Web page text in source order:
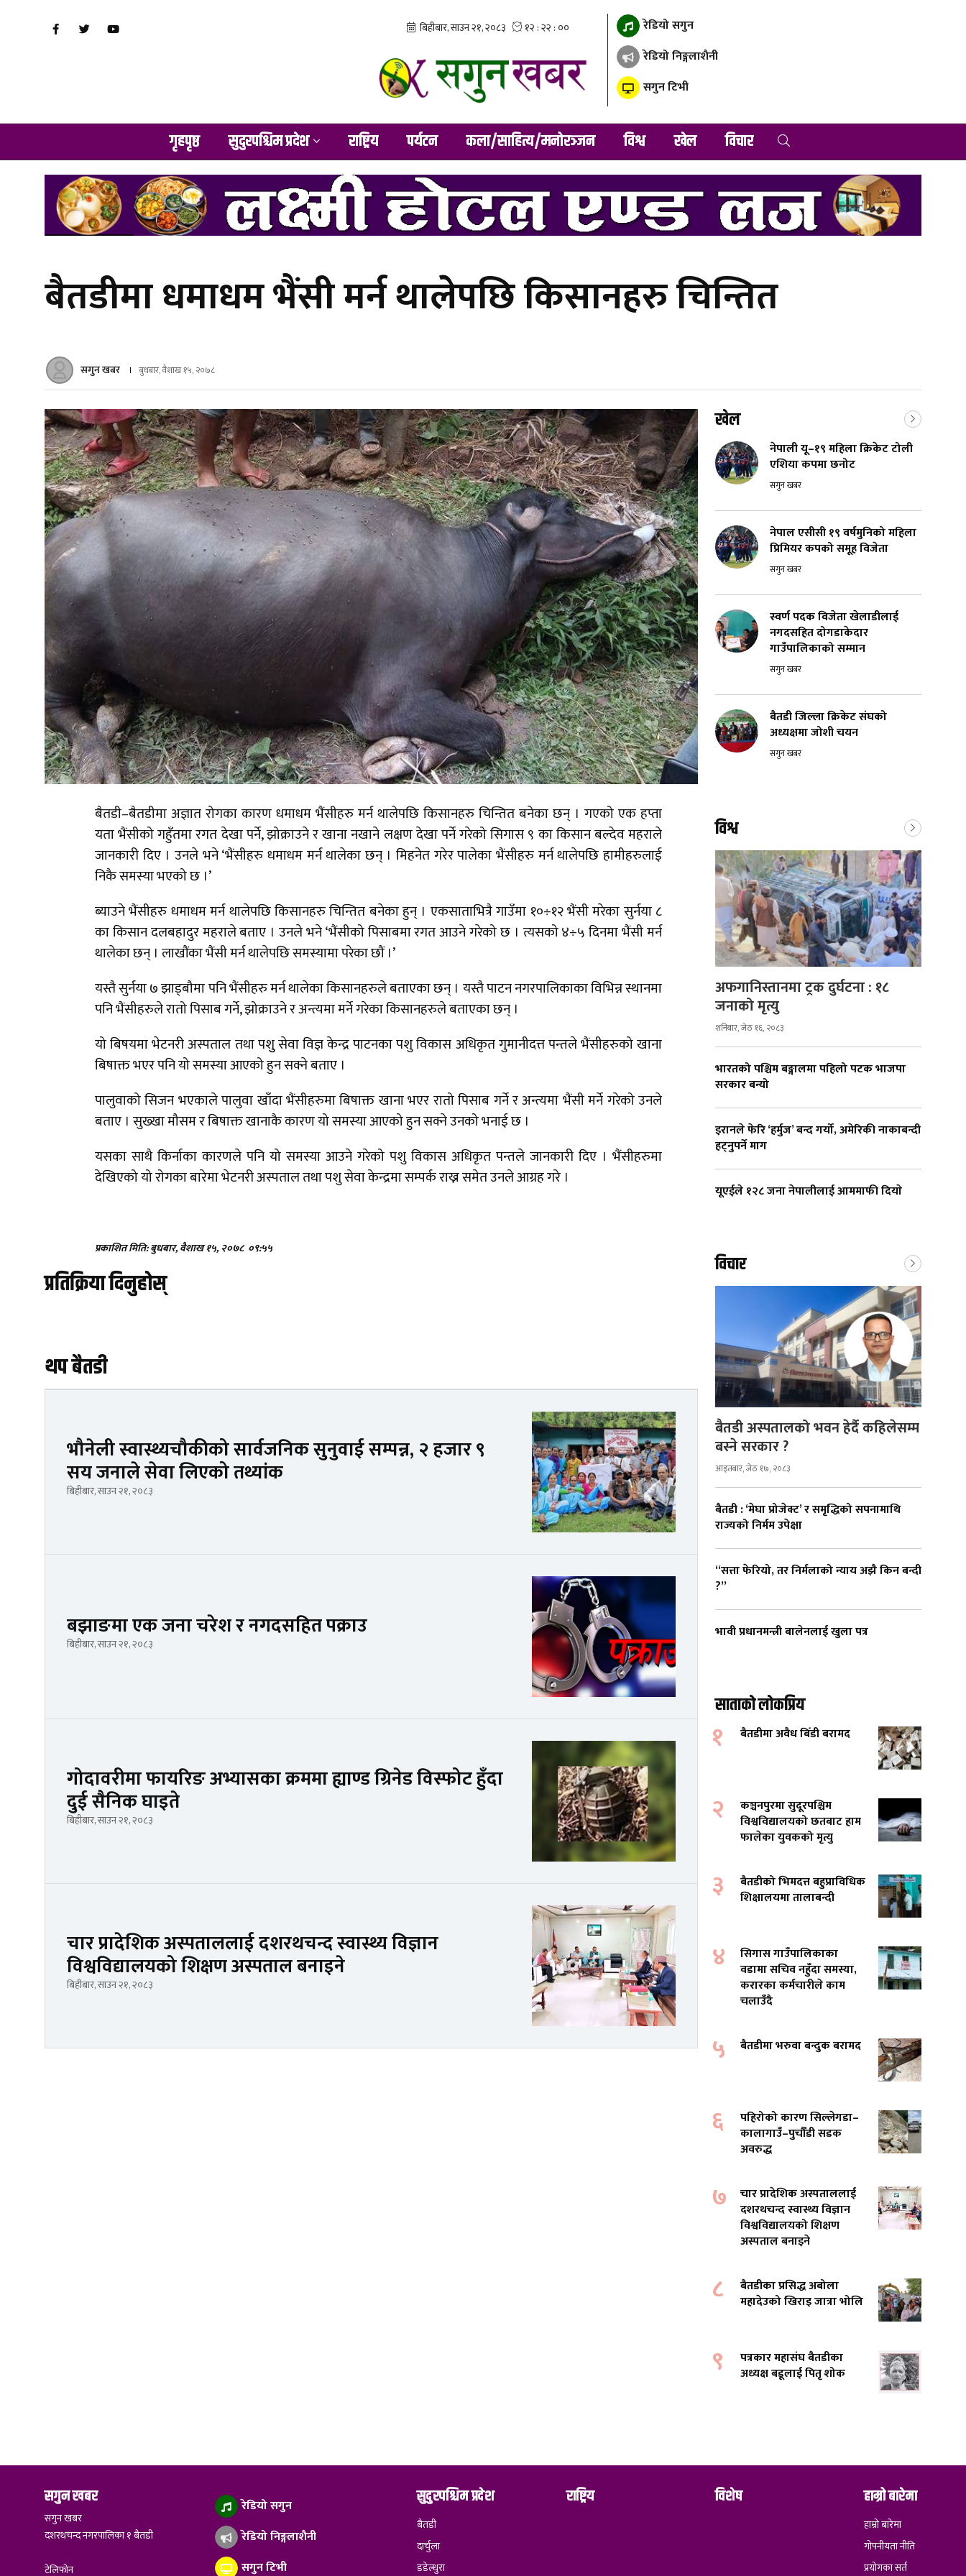
रेडियो सगुन
रेडियो निङ्गलाशैनी
सगुन टिभी
गृहपृष्ठ सुदुरपश्चिम प्रदेश राष्ट्रिय पर्यटन कला/साहित्य/मनोरञ्जन विश्व खेल विचार
बैतडीमा धमाधम भैंसी मर्न थालेपछि किसानहरु चिन्तित
सगुन खबर बुधबार, वैशाख १५, २०७८
बैतडी–बैतडीमा अज्ञात रोगका कारण धमाधम भैंसीहरु मर्न थालेपछि किसानहरु चिन्तित बनेका छन् । गएको एक हप्ता
यता भैंसीको गहुँतमा रगत देखा पर्ने, झोक्राउने र खाना नखाने लक्षण देखा पर्ने गरेको सिगास ९ का किसान बल्देव महराले
जानकारी दिए । उनले भने ‘भैंसीहरु धमाधम मर्न थालेका छन् । मिहनेत गरेर पालेका भैंसीहरु मर्न थालेपछि हामीहरुलाई
निकै समस्या भएको छ ।’
ब्याउने भैंसीहरु धमाधम मर्न थालेपछि किसानहरु चिन्तित बनेका हुन् । एकसाताभित्रै गाउँमा १०÷१२ भैंसी मरेका सुर्नया ८
का किसान दलबहादुर महराले बताए । उनले भने ‘भैंसीको पिसाबमा रगत आउने गरेको छ । त्यसको ४÷५ दिनमा भैंसी मर्न
थालेका छन् । लाखौंका भैंसी मर्न थालेपछि समस्यामा परेका छौं ।’
यस्तै सुर्नया ७ झाड्बौमा पनि भैंसीहरु मर्न थालेका किसानहरुले बताएका छन् । यस्तै पाटन नगरपालिकाका विभिन्न स्थानमा
पनि भैंसीहरुले रातो पिसाब गर्ने, झोक्राउने र अन्त्यमा मर्ने गरेका किसानहरुले बताएका छन् ।
यो बिषयमा भेटनरी अस्पताल तथा पशुु सेवा विज्ञ केन्द्र पाटनका पशु विकास अधिकृत गुमानीदत्त पन्तले भैंसीहरुको खाना
बिषाक्त भएर पनि यो समस्या आएको हुन सक्ने बताए ।
पालुवाको सिजन भएकाले पालुवा खाँदा भैंसीहरुमा बिषाक्त खाना भएर रातो पिसाब गर्ने र अन्त्यमा भैंसी मर्ने गरेको उनले
बताए । सुख्खा मौसम र बिषाक्त खानाकै कारण यो समस्या आएको हुन सक्ने उनको भनाई छ ।
यसका साथै किर्नाका कारणले पनि यो समस्या आउने गरेको पशु विकास अधिकृत पन्तले जानकारी दिए । भैंसीहरुमा
देखिएको यो रोगका बारेमा भेटनरी अस्पताल तथा पशु सेवा केन्द्रमा सम्पर्क राख्न समेत उनले आग्रह गरे ।
प्रकाशित मिति: बुधबार, वैशाख १५, २०७८ ०९:५५
प्रतिक्रिया दिनुहोस्
थप बैतडी
भौनेली स्वास्थ्यचौकीको सार्वजनिक सुनुवाई सम्पन्न, २ हजार ९
सय जनाले सेवा लिएको तथ्यांक
बिहीबार, साउन २१, २०८३
बझाङमा एक जना चरेश र नगदसहित पक्राउ
बिहीबार, साउन २१, २०८३
गोदावरीमा फायरिङ अभ्यासका क्रममा ह्याण्ड ग्रिनेड विस्फोट हुँदा
दुई सैनिक घाइते
बिहीबार, साउन २१, २०८३
चार प्रादेशिक अस्पताललाई दशरथचन्द स्वास्थ्य विज्ञान
विश्वविद्यालयको शिक्षण अस्पताल बनाइने
बिहीबार, साउन २१, २०८३
खेल
नेपाली यू–१९ महिला क्रिकेट टोली
एशिया कपमा छनोट
सगुन खबर
नेपाल एसीसी १९ वर्षमुनिको महिला
प्रिमियर कपको समूह विजेता
सगुन खबर
स्वर्ण पदक विजेता खेलाडीलाई
नगदसहित दोगडाकेदार
गाउँपालिकाको सम्मान
सगुन खबर
बैतडी जिल्ला क्रिकेट संघको
अध्यक्षमा जोशी चयन
सगुन खबर
विश्व
अफगानिस्तानमा ट्रक दुर्घटना : १८
जनाको मृत्यु
शनिबार, जेठ १६, २०८३
भारतको पश्चिम बङ्गालमा पहिलो पटक भाजपा
सरकार बन्यो
इरानले फेरि ‘हर्मुज’ बन्द गर्यो, अमेरिकी नाकाबन्दी
हट्नुपर्ने माग
यूएईले १२८ जना नेपालीलाई आममाफी दियाे
विचार
बैतडी अस्पतालको भवन हेर्दै कहिलेसम्म
बस्ने सरकार ?
आइतबार, जेठ १७, २०८३
बैतडी : ‘मेघा प्रोजेक्ट’ र समृद्धिको सपनामाथि
राज्यको निर्मम उपेक्षा
“सत्ता फेरियो, तर निर्मलाको न्याय अझै किन बन्दी
?”
भावी प्रधानमन्त्री बालेनलाई खुला पत्र
साताको लोकप्रिय
१ बैतडीमा अवैध बिँडी बरामद
२
कञ्चनपुरमा सुदूरपश्चिम
विश्वविद्यालयको छतबाट हाम
फालेका युवकको मृत्यु
३
बैतडीको भिमदत्त बहुप्राविधिक
शिक्षालयमा तालाबन्दी
४
सिगास गाउँपालिकाका
वडामा सचिव नहुँदा समस्या,
करारका कर्मचारीले काम
चलाउँदै
५ बैतडीमा भरुवा बन्दुक बरामद
६
पहिरोको कारण सिल्लेगडा–
कालागाउँ–पुर्चौंडी सडक
अवरुद्ध
७
चार प्रादेशिक अस्पताललाई
दशरथचन्द स्वास्थ्य विज्ञान
विश्वविद्यालयको शिक्षण
अस्पताल बनाइने
८
बैतडीका प्रसिद्ध अबोला
महादेउको खिराइ जात्रा भोलि
९
पत्रकार महासंघ बैतडीका
अध्यक्ष बडूलाई पितृ शोक
सगुन खबर
सगुन खबर
दशरथचन्द नगरपालिका १ बैतडी
टेलिफोन
रेडियो सगुन
रेडियो निङ्गलाशैनी
सगुन टिभी
सुदुरपश्चिम प्रदेश
बैतडी
दार्चुला
डडेल्धुरा
राष्ट्रिय विशेष हाम्रो बारेमा
हाम्रो बारेमा
गोपनीयता नीति
प्रयोगका सर्त